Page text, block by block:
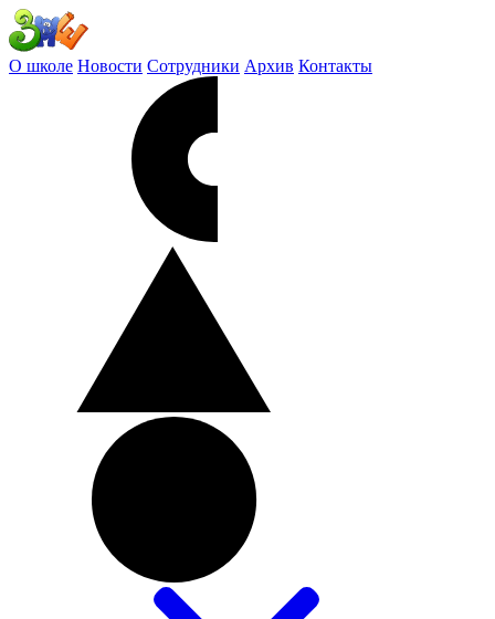
О школе Новости Сотрудники Архив Контакты